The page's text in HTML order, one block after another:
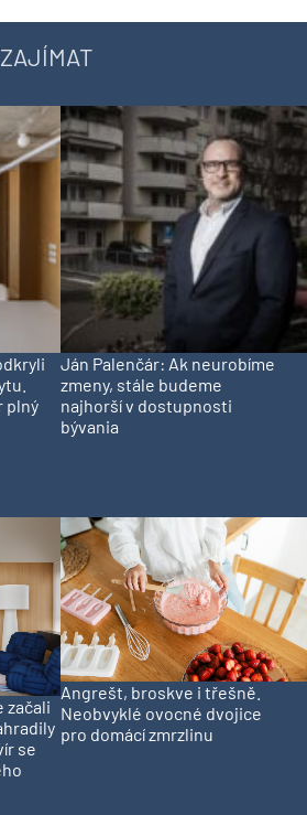
plný
Ján Palenčár: Ak neurobíme
zmeny, stále budeme
najhorší v dostupnosti
bývania
začali
se
Angrešt, broskve i třešně.
Neobvyklé ovocné dvojice
pro domácí zmrzlinu